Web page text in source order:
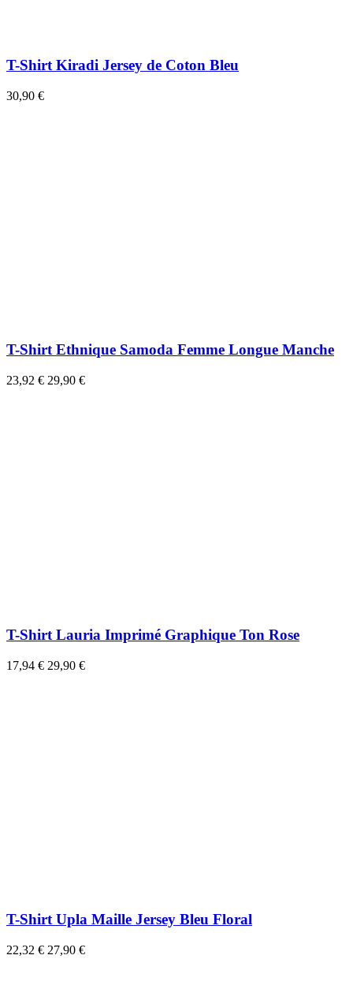
T-Shirt Kiradi Jersey de Coton Bleu
30,90 €
T-Shirt Ethnique Samoda Femme Longue Manche
23,92 € 29,90 €
T-Shirt Lauria Imprimé Graphique Ton Rose
17,94 € 29,90 €
T-Shirt Upla Maille Jersey Bleu Floral
22,32 € 27,90 €